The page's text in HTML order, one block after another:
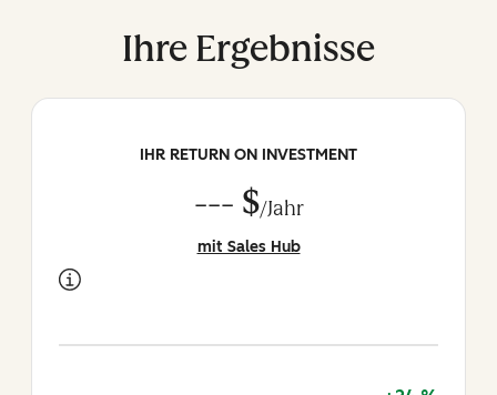
Ihre Ergebnisse
IHR RETURN ON INVESTMENT
--- $/Jahr
mit Sales Hub